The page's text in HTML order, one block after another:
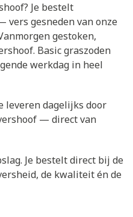
Je bestelt
gesneden van onze
gestoken,
Basic graszoden
werkdag in heel
leveren dagelijks door
— direct van
Je bestelt direct bij de
de kwaliteit én de